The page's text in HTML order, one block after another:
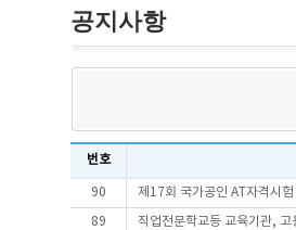
공지사항
번호
90 제17회 국가공인 AT자격시
89 직업전문학교등 교육기관,